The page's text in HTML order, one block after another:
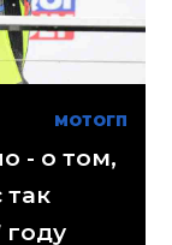
МОТОГП
- о том,